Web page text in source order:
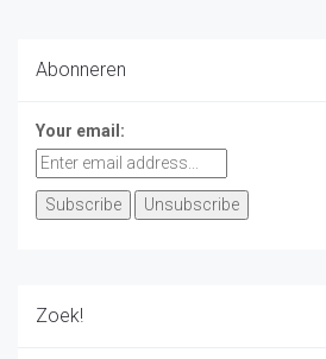
Abonneren
Your email:
Zoek!